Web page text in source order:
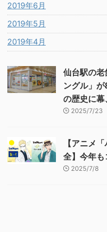
2019年6月
2019年5月
2019年4月
仙台駅の老
ングル」
の歴史に幕
2025/7/23
【アニメ
全】今年も
2025/7/8